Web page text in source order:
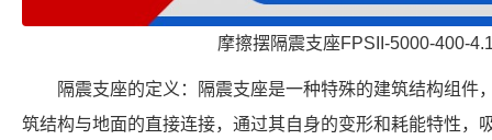
摩擦摆隔震支座FPSII-5000-400-
隔震支座的定义：隔震支座是一种特殊的建筑结构组件
筑结构与地面的直接连接，通过其自身的变形和耗能特性，